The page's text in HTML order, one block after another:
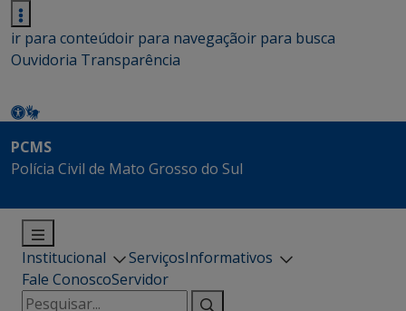
ir para conteúdoir para navegaçãoir para busca
Ouvidoria Transparência
PCMS
Polícia Civil de Mato Grosso do Sul
Institucional ServiçosInformativos
Fale ConoscoServidor
Pesquisar